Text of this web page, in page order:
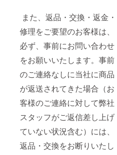
また、返品・交換・返金・
修理をご要望のお客様は、
必ず、事前にお問い合わせ
をお願いいたします。事前
のご連絡なしに当社に商品
が返送されてきた場合（お
客様のご連絡に対して弊社
スタッフがご返信差し上げ
ていない状況含む）には、
返品・交換をお断りいたし